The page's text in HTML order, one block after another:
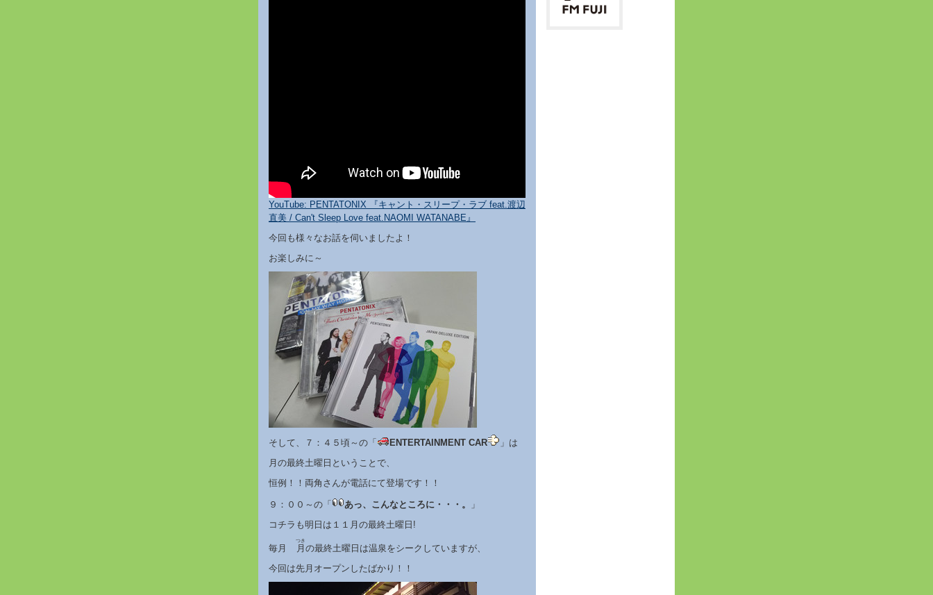
YouTube: PENTATONIX 『キャント・スリープ・ラブ feat.渡辺
直美 / Can't Sleep Love feat.NAOMI WATANABE』
今回も様々なお話を伺いましたよ！
お楽しみに～
そして、７：４５頃～の「 ENTERTAINMENT CAR
」は
月の最終土曜日ということで、
恒例！！両角さんが電話にて登場です！！
９：００～の「 あっ、こんなところに・・・。
」
コチラも明日は１１月の最終土曜日!
毎月 月
つき
の最終土曜日は温泉をシークしていますが、
今回は先月オープンしたばかり！！